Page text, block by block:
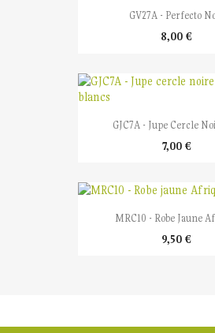
GV27A - Perfecto
8,00 €
GJC7A - Jupe Cercle
7,00 €
MRC10 - Robe Jaune
9,50 €